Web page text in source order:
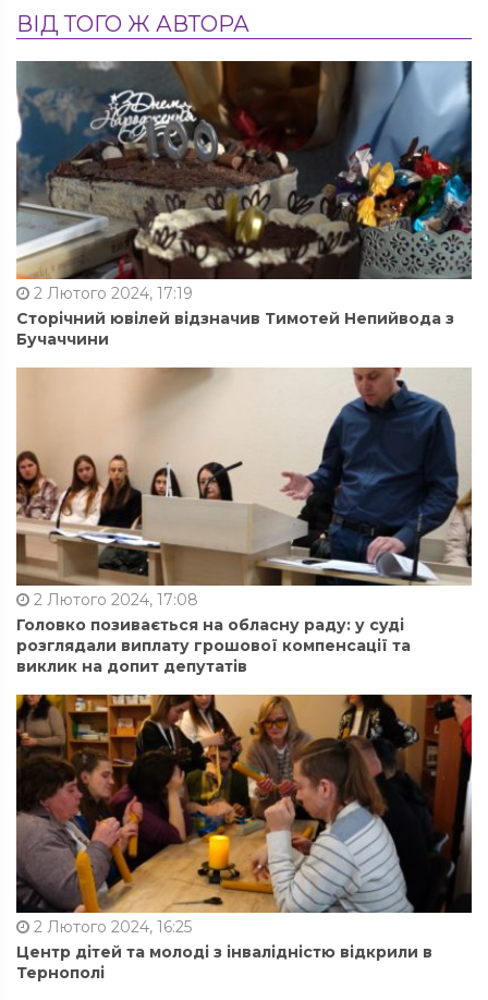
ВІД ТОГО Ж АВТОРА
2 Лютого 2024, 17:19
Сторічний ювілей відзначив Тимотей Непийвода з
Бучаччини
2 Лютого 2024, 17:08
Головко позивається на обласну раду: у суді
розглядали виплату грошової компенсації та
виклик на допит депутатів
2 Лютого 2024, 16:25
Центр дітей та молоді з інвалідністю відкрили в
Тернополі